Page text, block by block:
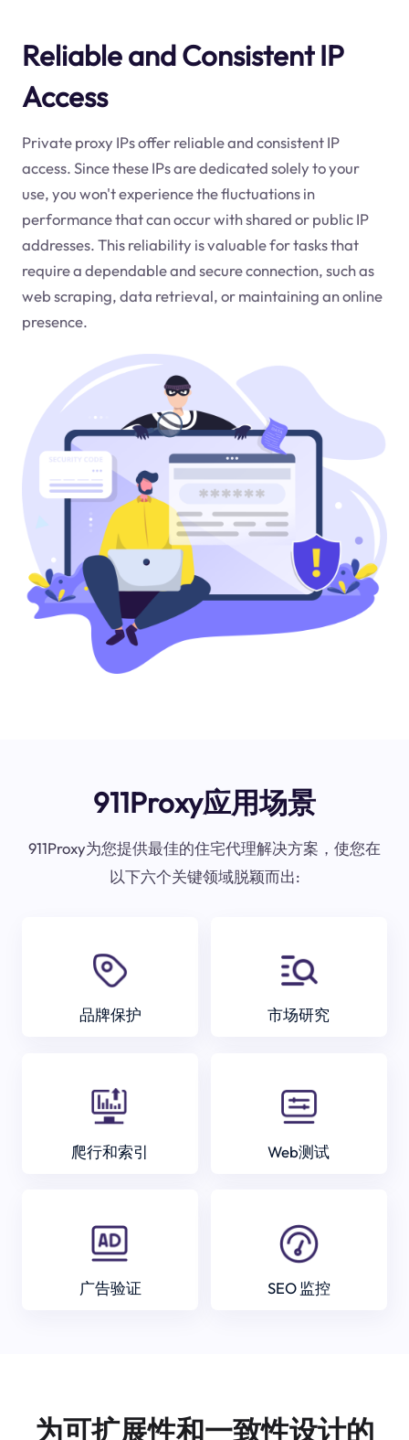
Reliable and Consistent IP
Access
Private proxy IPs offer reliable and consistent IP
access. Since these IPs are dedicated solely to your
use, you won't experience the fluctuations in
performance that can occur with shared or public IP
addresses. This reliability is valuable for tasks that
require a dependable and secure connection, such as
web scraping, data retrieval, or maintaining an online
presence.
911Proxy应用场景
911Proxy为您提供最佳的住宅代理解决方案，使您在
以下六个关键领域脱颖而出:
品牌保护 市场研究
爬行和索引 Web测试
广告验证 SEO 监控
为可扩展性和一致性设计的